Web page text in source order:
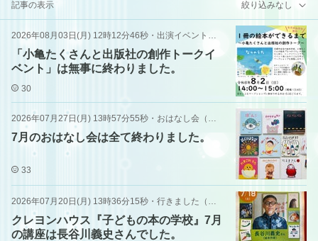
記事の表示 絞り込みなし
2026年08月03日(月) 12時12分46秒 ・ 出演イベント（朗読・読み聞かせ）
「小亀たくさんと出版社の創作トークイ
ベント」は無事に終わりました。
30
2026年07月27日(月) 13時57分55秒 ・ おはなし会（その他）
7月のおはなし会は全て終わりました。
33
2026年07月20日(月) 13時36分15秒 ・ 行きました（原画展・講演会・イベント）
クレヨンハウス『子どもの本の学校』7月
の講座は長谷川義史さんでした。